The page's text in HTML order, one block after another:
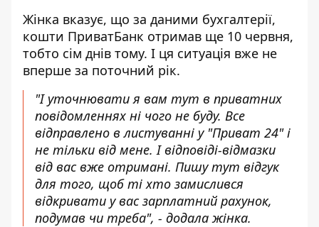
Жінка вказує, що за даними бухгалтерії,
кошти ПриватБанк отримав ще 10 червня,
тобто сім днів тому. І ця ситуація вже не
вперше за поточний рік.
"І уточнювати я вам тут в приватних
повідомленнях ні чого не буду. Все
відправлено в листуванні у "Приват 24" і
не тільки від мене. І відповіді-відмазки
від вас вже отримані. Пишу тут відгук
для того, щоб ті хто замислився
відкривати у вас зарплатний рахунок,
подумав чи треба", - додала жінка.